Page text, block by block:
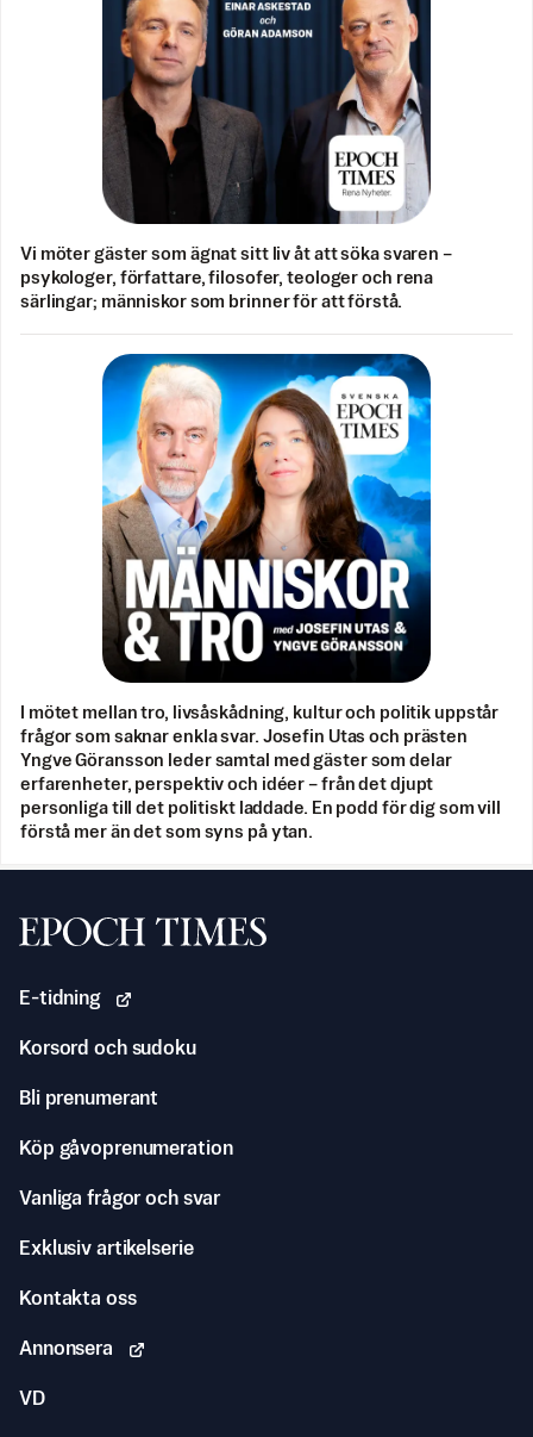
Vi möter gäster som ägnat sitt liv åt att söka svaren –
psykologer, författare, filosofer, teologer och rena
särlingar; människor som brinner för att förstå.
I mötet mellan tro, livsåskådning, kultur och politik uppstår
frågor som saknar enkla svar. Josefin Utas och prästen
Yngve Göransson leder samtal med gäster som delar
erfarenheter, perspektiv och idéer – från det djupt
personliga till det politiskt laddade. En podd för dig som vill
förstå mer än det som syns på ytan.
Svenska Epoch Times
E-tidning
Korsord och sudoku
Bli prenumerant
Köp gåvoprenumeration
Vanliga frågor och svar
Exklusiv artikelserie
Kontakta oss
Annonsera
VD